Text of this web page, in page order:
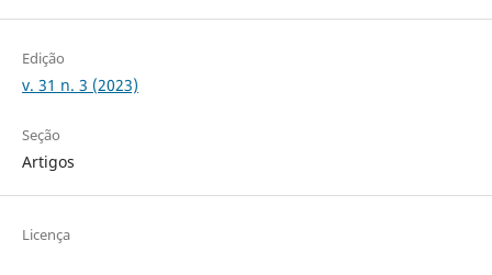
Edição
v. 31 n. 3 (2023)
Seção
Artigos
Licença